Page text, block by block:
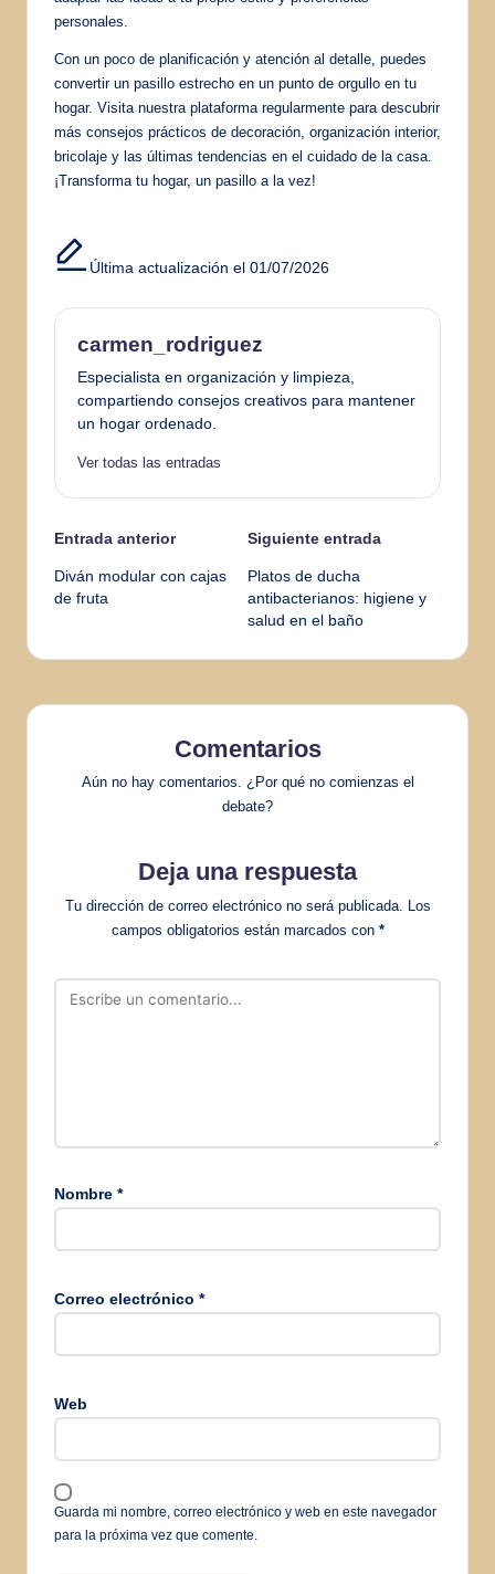
personales.
Con un poco de planificación y atención al detalle, puedes
convertir un pasillo estrecho en un punto de orgullo en tu
hogar. Visita nuestra plataforma regularmente para descubrir
más consejos prácticos de decoración, organización interior,
bricolaje y las últimas tendencias en el cuidado de la casa.
¡Transforma tu hogar, un pasillo a la vez!
Última actualización el 01/07/2026
carmen_rodriguez
Especialista en organización y limpieza,
compartiendo consejos creativos para mantener
un hogar ordenado.
Ver todas las entradas
Navegación
de
Entrada anterior
Diván modular con cajas
de fruta
Siguiente entrada
Platos de ducha
antibacterianos: higiene y
salud en el baño
Comentarios
Aún no hay comentarios. ¿Por qué no comienzas el
debate?
Deja una respuesta
Tu dirección de correo electrónico no será publicada. Los
campos obligatorios están marcados con *
Nombre *
Correo electrónico *
Web
Guarda mi nombre, correo electrónico y web en este navegador
para la próxima vez que comente.